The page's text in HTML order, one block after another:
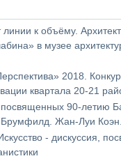
линии к объёму.
в музее
2018.
квартала 20-21
90-летию
Брумфилд. Жан-Луи
- дискуссия,